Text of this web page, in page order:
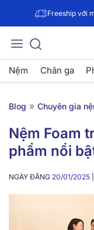
Freeship với
Nệm Chăn ga
Blog » Chuyên gia
Nệm Foam
phẩm nổi
NGÀY ĐĂNG 20/01/2025